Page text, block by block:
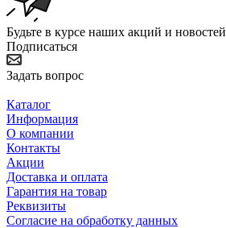
Будьте в курсе наших акций и новостей
Подписаться
Задать вопрос
Каталог
Информация
О компании
Контакты
Акции
Доставка и оплата
Гарантия на товар
Реквизиты
Согласие на обработку данных